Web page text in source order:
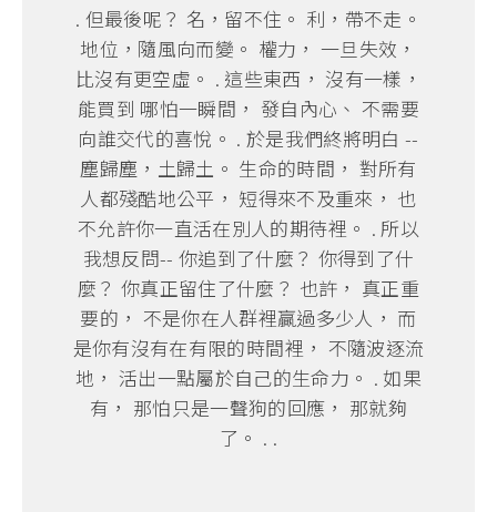
. 但最後呢？ 名，留不住。 利，帶不走。
地位，隨風向而變。 權力， 一旦失效，
比沒有更空虛。 . 這些東西， 沒有一樣，
能買到 哪怕一瞬間， 發自內心、 不需要
向誰交代的喜悅。 . 於是我們終將明白 --
塵歸塵，土歸土。 生命的時間， 對所有
人都殘酷地公平， 短得來不及重來， 也
不允許你一直活在別人的期待裡。 . 所以
我想反問-- 你追到了什麼？ 你得到了什
麼？ 你真正留住了什麼？ 也許， 真正重
要的， 不是你在人群裡贏過多少人， 而
是你有沒有在有限的時間裡， 不隨波逐流
地， 活出一點屬於自己的生命力。 . 如果
有， 那怕只是一聲狗的回應， 那就夠
了。 . .